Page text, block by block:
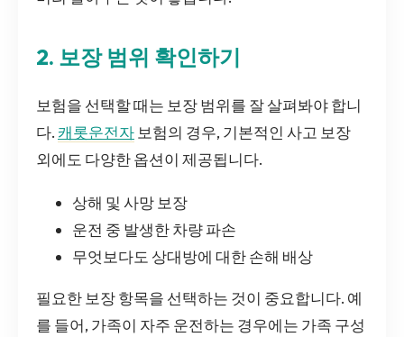
2. 보장 범위 확인하기
보험을 선택할 때는 보장 범위를 잘 살펴봐야 합니
다. 캐롯운전자 보험의 경우, 기본적인 사고 보장
외에도 다양한 옵션이 제공됩니다.
상해 및 사망 보장
운전 중 발생한 차량 파손
무엇보다도 상대방에 대한 손해 배상
필요한 보장 항목을 선택하는 것이 중요합니다. 예
를 들어, 가족이 자주 운전하는 경우에는 가족 구성